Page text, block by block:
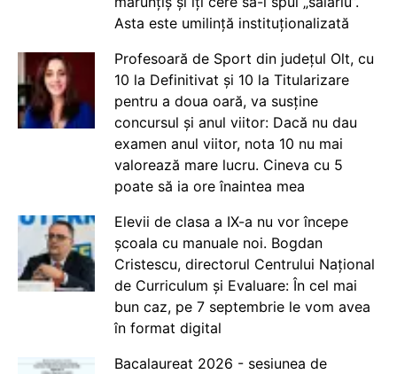
Asta este umilință instituționalizată
Profesoară de Sport din județul Olt, cu
10 la Definitivat și 10 la Titularizare
pentru a doua oară, va susține
concursul și anul viitor: Dacă nu dau
examen anul viitor, nota 10 nu mai
valorează mare lucru. Cineva cu 5
poate să ia ore înaintea mea
Elevii de clasa a IX-a nu vor începe
școala cu manuale noi. Bogdan
Cristescu, directorul Centrului Național
de Curriculum și Evaluare: În cel mai
bun caz, pe 7 septembrie le vom avea
în format digital
Bacalaureat 2026 - sesiunea de